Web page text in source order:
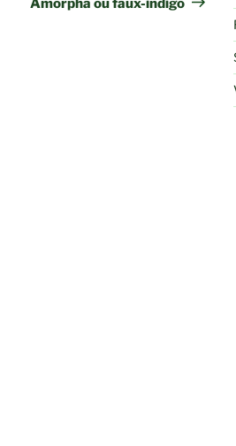
Amorpha ou faux-indigo